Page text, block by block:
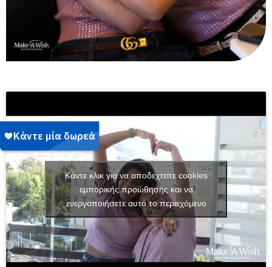
Κάντε κλικ για να αποδεχτείτε cookies
εμπορικής προώθησης και να
ενεργοποιήσετε αυτό το περιεχόμενο